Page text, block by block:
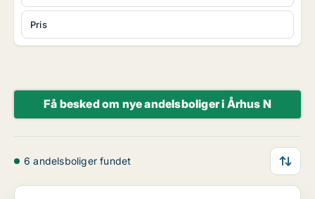
Pris
Få besked om nye andelsboliger i Århus N
6 andelsboliger fundet
Andelsbolig i Århus N